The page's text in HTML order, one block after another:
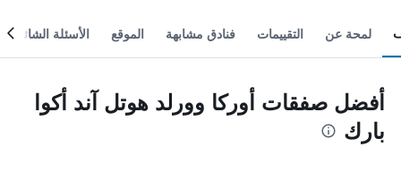
لمحة عن التقييمات فنادق مشابهة الموقع الأسئلة الشائعة
أفضل صفقات أوركا وورلد هوتل آند أكوا
بارك